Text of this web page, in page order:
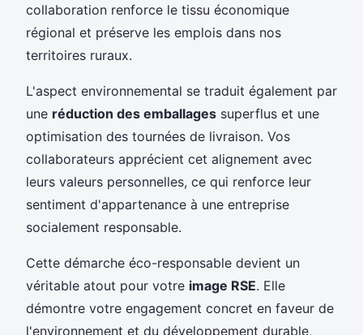
collaboration renforce le tissu économique
régional et préserve les emplois dans nos
territoires ruraux.
L'aspect environnemental se traduit également par
une réduction des emballages superflus et une
optimisation des tournées de livraison. Vos
collaborateurs apprécient cet alignement avec
leurs valeurs personnelles, ce qui renforce leur
sentiment d'appartenance à une entreprise
socialement responsable.
Cette démarche éco-responsable devient un
véritable atout pour votre image RSE. Elle
démontre votre engagement concret en faveur de
l'environnement et du développement durable,